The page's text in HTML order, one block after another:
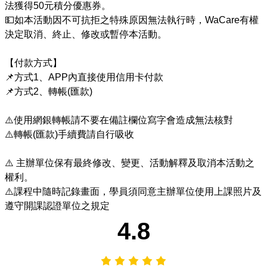
法獲得50元積分優惠券。
💵如本活動因不可抗拒之特殊原因無法執行時，WaCare有權
決定取消、終止、修改或暫停本活動。
【付款方式】
📌方式1、APP內直接使用信用卡付款
📌方式2、轉帳(匯款)
⚠️使用網銀轉帳請不要在備註欄位寫字會造成無法核對
⚠️轉帳(匯款)手續費請自行吸收
⚠️ 主辦單位保有最終修改、變更、活動解釋及取消本活動之
權利。
⚠️課程中隨時記錄畫面，學員須同意主辦單位使用上課照片及
遵守開課認證單位之規定
4.8